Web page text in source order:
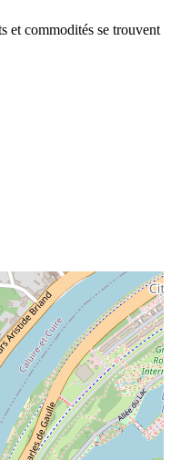
et commodités se trouvent